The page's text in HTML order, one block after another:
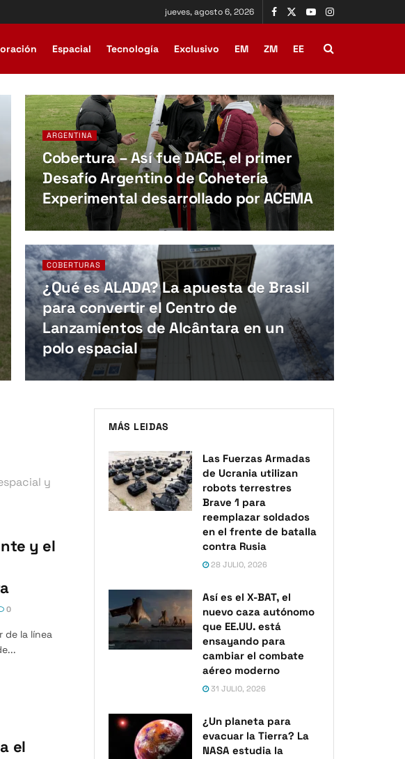
jueves, agosto 6, 2026
Espacial Tecnología Exclusivo EM ZM EE
ARGENTINA
Cobertura – Así fue DACE, el primer
Desafío Argentino de Cohetería
Experimental desarrollado por ACEMA
COBERTURAS
¿Qué es ALADA? La apuesta de Brasil
para convertir el Centro de
Lanzamientos de Alcântara en un
polo espacial
y
y el
0
de la línea
el
MÁS LEIDAS
Las Fuerzas Armadas
de Ucrania utilizan
robots terrestres
Brave 1 para
reemplazar soldados
en el frente de batalla
contra Rusia
28 JULIO, 2026
Así es el X-BAT, el
nuevo caza autónomo
que EE.UU. está
ensayando para
cambiar el combate
aéreo moderno
31 JULIO, 2026
¿Un planeta para
evacuar la Tierra? La
NASA estudia la